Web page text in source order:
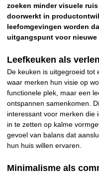
zoeken minder visuele
doorwerkt in
leefomgevingen worden
uitgangspunt voor nieuwe
Leefkeuken als
De keuken is uitgegroeid tot
waar merken hun visie op
functionele plek, maar een
ontspannen samenkomen.
interessant voor merken die
in te zetten op kalme
gevoel van balans dat
hun huis willen ervaren.
Minimalisme als